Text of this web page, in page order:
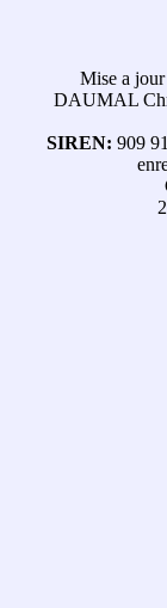
Mise a
DAUMAL
SIREN: 909